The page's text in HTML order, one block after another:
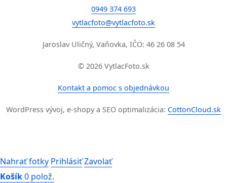
0949 374 693
vytlacfoto@vytlacfoto.sk
Jaroslav Uličný, Vaňovka, IČO: 46 26 08 54
© 2026 VytlacFoto.sk
Kontakt a pomoc s objednávkou
WordPress vývoj, e-shopy a SEO optimalizácia: CottonCloud.sk
Nahrať fotky PrihlásiťZavolať
Košík0 polož.